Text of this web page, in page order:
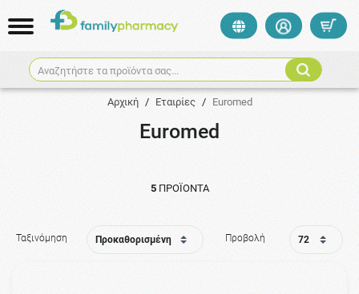
Αναζητήστε τα προϊόντα σας...
Αρχική / Εταιρίες / Euromed
Euromed
5ΠΡΟΪΌΝΤΑ
Ταξινόμηση Προβολή